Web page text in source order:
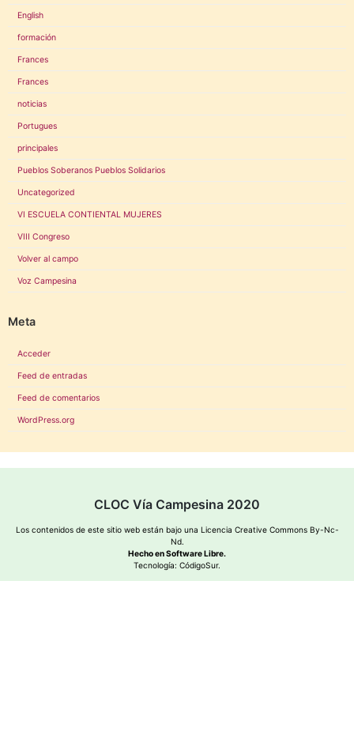
English
formación
Frances
Frances
noticias
Portugues
principales
Pueblos Soberanos Pueblos Solidarios
Uncategorized
VI ESCUELA CONTIENTAL MUJERES
VIII Congreso
Volver al campo
Voz Campesina
Meta
Acceder
Feed de entradas
Feed de comentarios
WordPress.org
CLOC Vía Campesina 2020
Los contenidos de este sitio web están bajo una Licencia Creative Commons By-Nc-
Nd.
Hecho en Software Libre.
Tecnología: CódigoSur.